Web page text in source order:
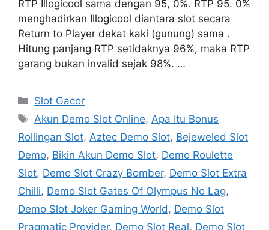
RTP Illogicool sama dengan 95, 0%. RTP 95. 0%
menghadirkan Illogicool diantara slot secara
Return to Player dekat kaki (gunung) sama .
Hitung panjang RTP setidaknya 96%, maka RTP
garang bukan invalid sejak 98%. …
Categories
Slot Gacor
Tags
Akun Demo Slot Online, Apa Itu Bonus
Rollingan Slot, Aztec Demo Slot, Bejeweled Slot
Demo, Bikin Akun Demo Slot, Demo Roulette
Slot, Demo Slot Crazy Bomber, Demo Slot Extra
Chilli, Demo Slot Gates Of Olympus No Lag,
Demo Slot Joker Gaming World , Demo Slot
Pragmatic Provider, Demo Slot Real, Demo Slot